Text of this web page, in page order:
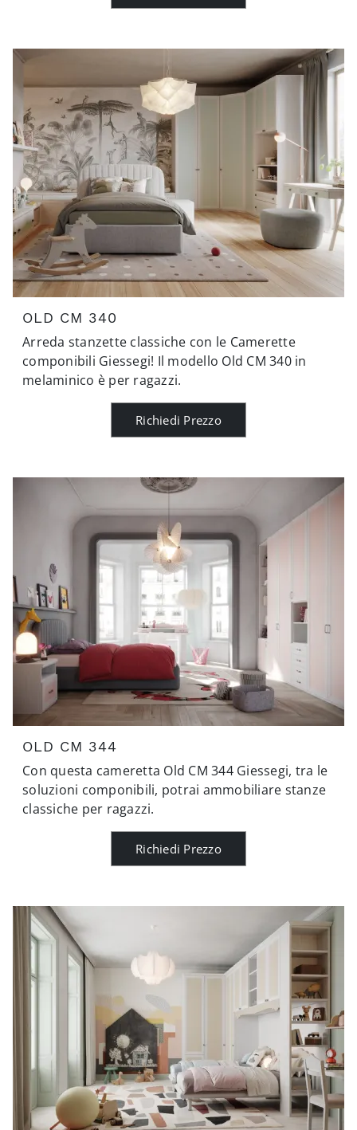
OLD CM 340
Arreda stanzette classiche con le Camerette
componibili Giessegi! Il modello Old CM 340 in
melaminico è per ragazzi.
Richiedi Prezzo
OLD CM 344
Con questa cameretta Old CM 344 Giessegi, tra le
soluzioni componibili, potrai ammobiliare stanze
classiche per ragazzi.
Richiedi Prezzo